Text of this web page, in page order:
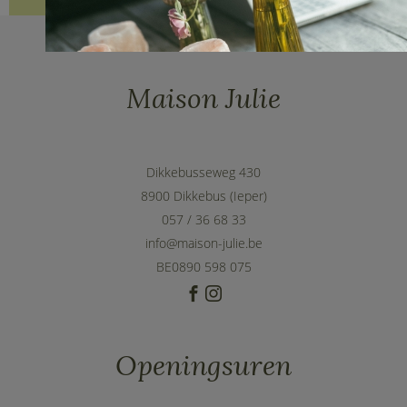
Maison Julie
Dikkebusseweg 430
8900 Dikkebus (Ieper)
057 / 36 68 33
info@maison-julie.be
BE0890 598 075
Openingsuren